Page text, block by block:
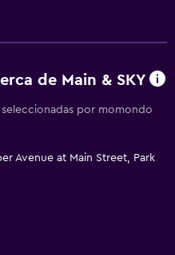
de Main & SKY
por momondo
Avenue at Main Street, Park